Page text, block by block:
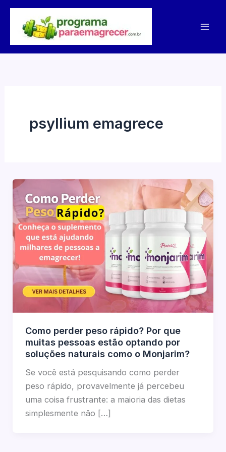
conteúdo
psyllium emagrece
Como perder peso rápido? Por que
muitas pessoas estão optando por
soluções naturais como o Monjarim?
Se você está pesquisando como perder
peso rápido, provavelmente já percebeu
uma coisa frustrante: a maioria das dietas
simplesmente não […]